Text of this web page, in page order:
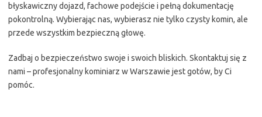
błyskawiczny dojazd, fachowe podejście i pełną dokumentację
pokontrolną. Wybierając nas, wybierasz nie tylko czysty komin, ale
przede wszystkim bezpieczną głowę.
Zadbaj o bezpieczeństwo swoje i swoich bliskich. Skontaktuj się z
nami – profesjonalny kominiarz w Warszawie jest gotów, by Ci
pomóc.